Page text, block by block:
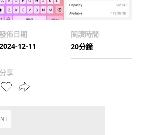
發佈日期
2024-12-11
閱讀時間
20分鐘
分享